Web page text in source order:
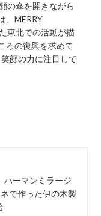
の傘を開きながら
、MERRY
東北での活動が描
ろの復興を求めて
顔の力に注目して
ーマンミラージ
で作った伊の木製